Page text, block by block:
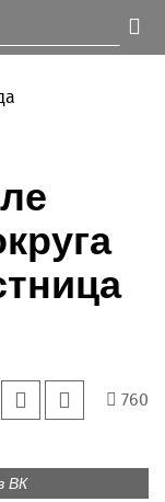
760
ВК